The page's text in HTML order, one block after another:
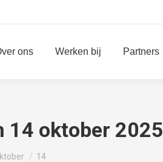
ons Werken bij Partners
14 oktober 2025
14